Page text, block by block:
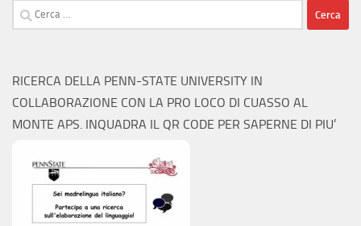
Ricerca
per:
RICERCA DELLA PENN-STATE UNIVERSITY IN
COLLABORAZIONE CON LA PRO LOCO DI CUASSO AL
MONTE APS. INQUADRA IL QR CODE PER SAPERNE DI PIU’